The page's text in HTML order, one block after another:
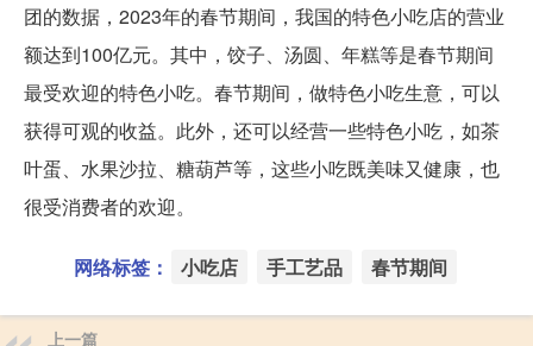
团的数据，2023年的春节期间，我国的特色小吃店的营业
额达到100亿元。其中，饺子、汤圆、年糕等是春节期间
最受欢迎的特色小吃。春节期间，做特色小吃生意，可以
获得可观的收益。此外，还可以经营一些特色小吃，如茶
叶蛋、水果沙拉、糖葫芦等，这些小吃既美味又健康，也
很受消费者的欢迎。
网络标签： 小吃店 手工艺品 春节期间
上一篇